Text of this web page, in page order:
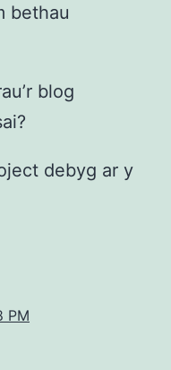
bethau
blog
debyg ar y
PM